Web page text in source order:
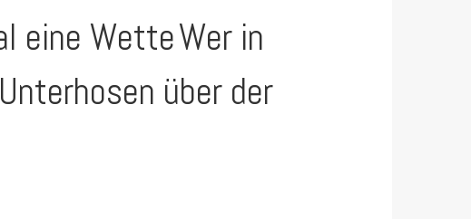
eine WetteWer in
über der